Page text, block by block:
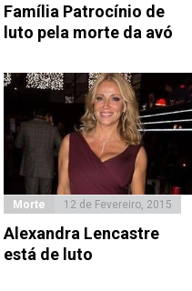
Família Patrocínio de
luto pela morte da avó
Morte 12 de Fevereiro, 2015
Alexandra Lencastre
está de luto